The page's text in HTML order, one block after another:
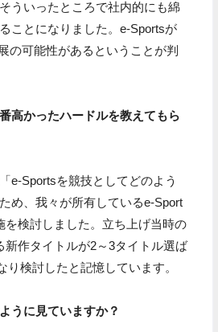
ういったところで社内的にも綿
ことになりました。e-Sportsが
の可能性があるということが判
高かったハードルを教えてもら
e-Sportsを競技としてどのよう
め、我々が所有しているe-Sport
検討しました。立ち上げ当時の
作タイトルが2～3タイトル選ば
検討したと記憶しています。
うに見ていますか？